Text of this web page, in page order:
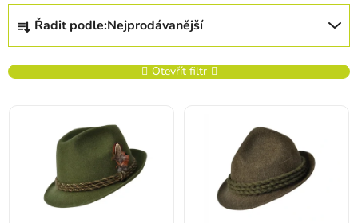
Řazení produktů
Řadit podle:Nejprodávanější
Otevřít filtr